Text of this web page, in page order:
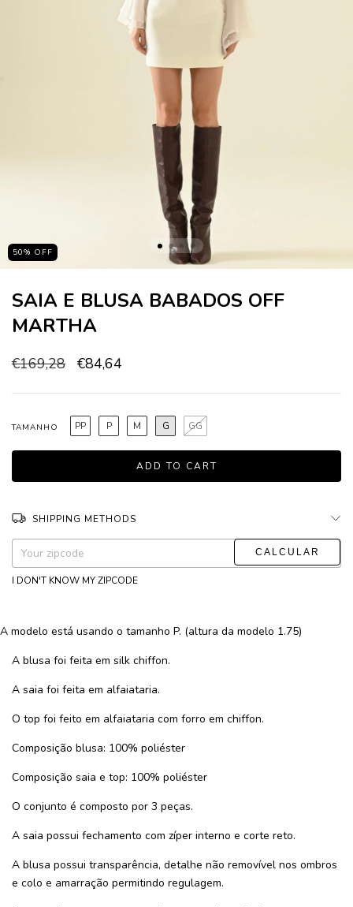
50% OFF
SAIA E BLUSA BABADOS OFF
MARTHA
€169,28 €84,64
TAMANHO GG
G
M
P
PP
SHIPPING METHODS
Shipping for zipcode:
CHANGE ZIPCODE
I DON'T KNOW MY ZIPCODE
A modelo está usando o tamanho P. (altura da modelo 1.75)
A blusa foi feita em silk chiffon.
A saia foi feita em alfaiataria.
O top foi feito em alfaiataria com forro em chiffon.
Composição blusa: 100% poliéster
Composição saia e top: 100% poliéster
O conjunto é composto por 3 peças.
A saia possui fechamento com zíper interno e corte reto.
A blusa possui transparência, detalhe não removível nos ombros
e colo e amarração permitindo regulagem.